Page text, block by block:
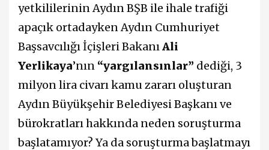
yetkililerinin Aydın BŞB ile ihale trafiği
apaçık ortadayken Aydın Cumhuriyet
Başsavcılığı İçişleri BakanıAli
Yerlikaya’nın “yargılansınlar” dediği, 3
milyon lira civarı kamu zararı oluşturan
Aydın Büyükşehir Belediyesi Başkanı ve
bürokratları hakkında neden soruşturma
başlatamıyor? Ya da soruşturma başlatmayı